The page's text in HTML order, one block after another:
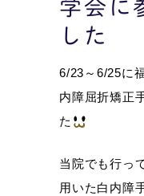
学会に
した
6/23～6/25に
内障屈折矯正
た
当院でも行っ
用いた白内障